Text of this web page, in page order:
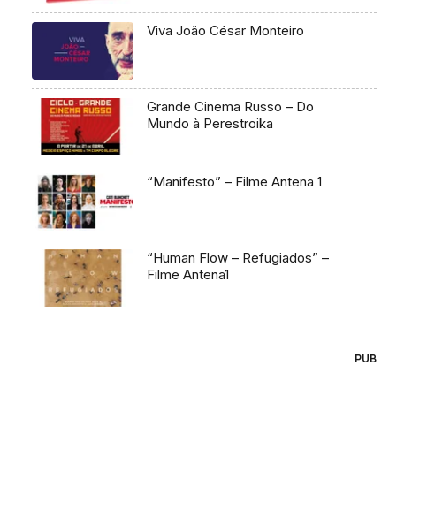
Viva João César Monteiro
Grande Cinema Russo – Do
Mundo à Perestroika
“Manifesto” – Filme Antena 1
“Human Flow – Refugiados” –
Filme Antena1
PUB